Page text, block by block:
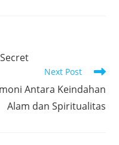
Next Post
Antara Keindahan
Alam dan Spiritualitas